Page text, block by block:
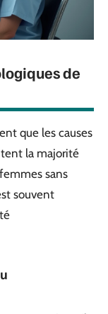
de
que les causes
la majorité
sans
souvent